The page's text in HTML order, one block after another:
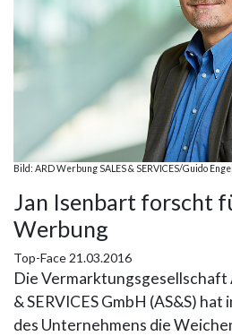
Bild: ARD Werbung SALES & SERVICES/Guido
Jan Isenbart forscht
Werbung
Top-Face 21.03.2016
Die Vermarktungsgesellschaft
& SERVICES GmbH (AS&S)
des Unternehmens die